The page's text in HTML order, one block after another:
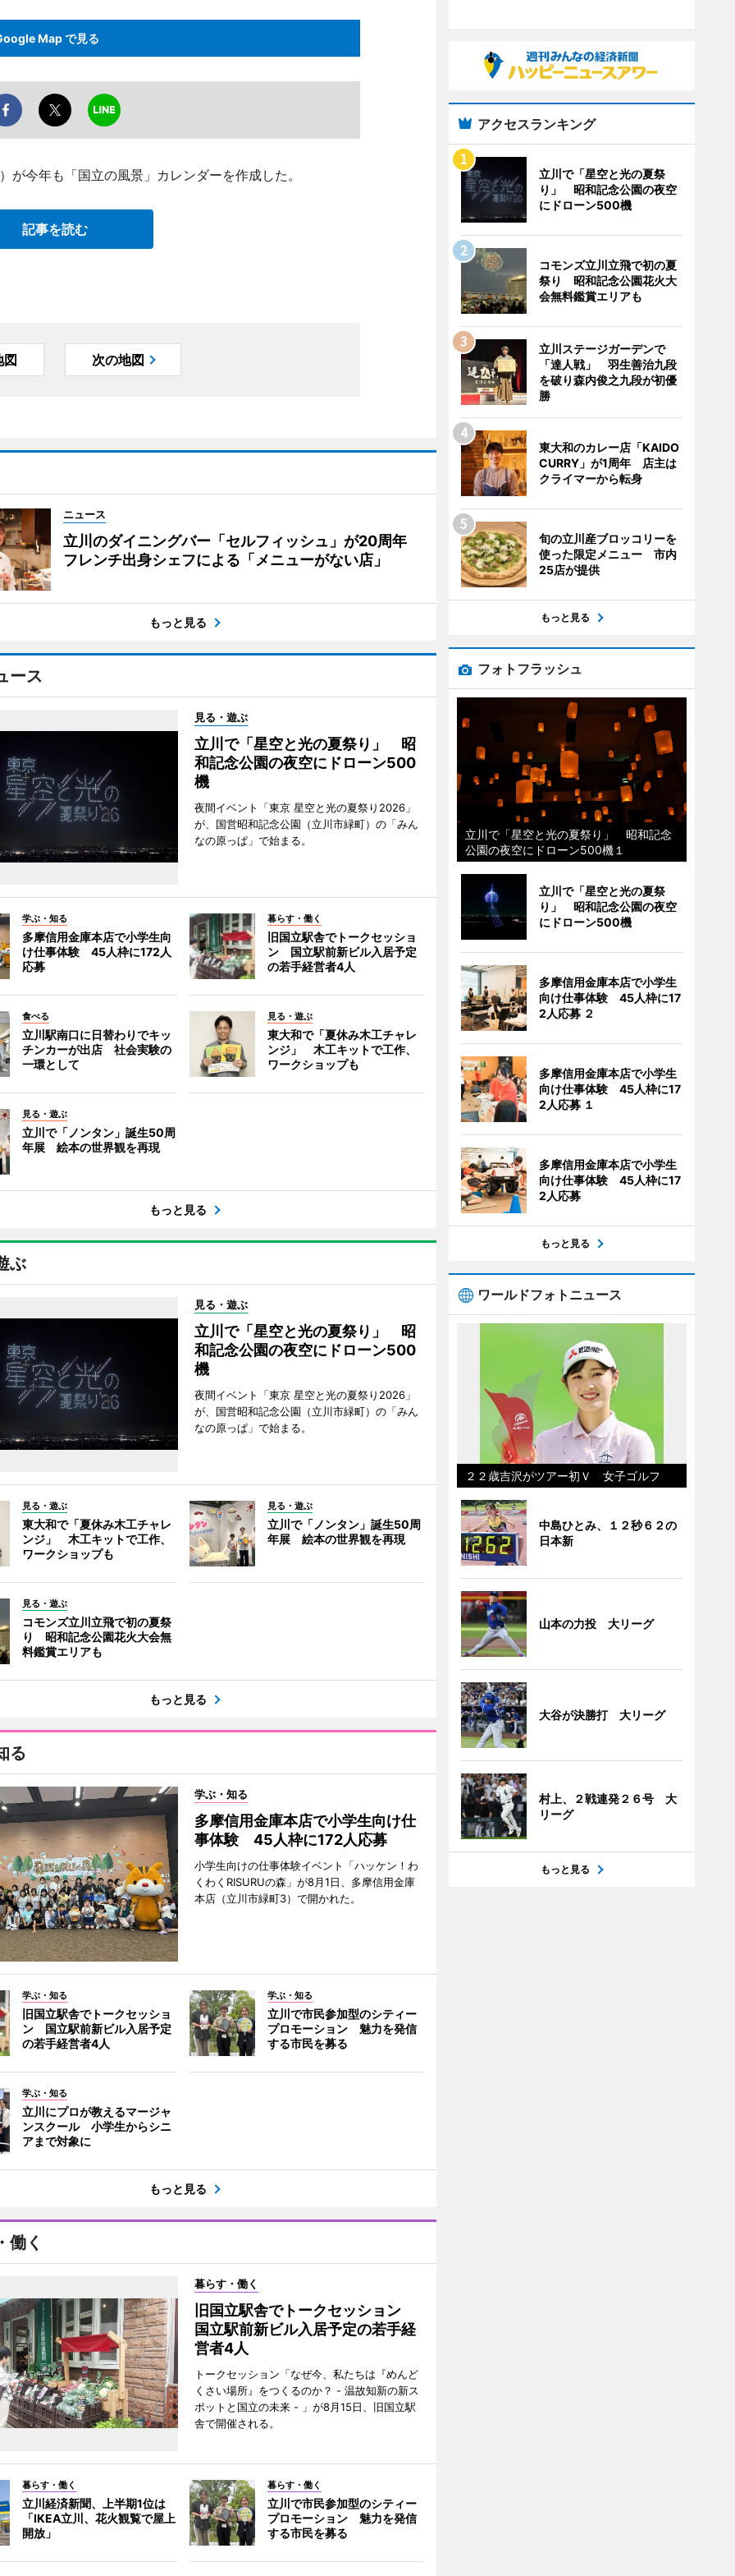
Map で見る
今年も「国立の風景」カレンダーを作成した。
記事を読む
図 次の地図
ニュース
立川のダイニングバー「セルフィッシュ」が20周年
フレンチ出身シェフによる「メニューがない店」
もっと見る
ース
見る・遊ぶ
立川で「星空と光の夏祭り」 昭
和記念公園の夜空にドローン500
機
夜間イベント「東京 星空と光の夏祭り2026」
が、国営昭和記念公園（立川市緑町）の「みん
なの原っぱ」で始まる。
学ぶ・知る
多摩信用金庫本店で小学生向
け仕事体験 45人枠に172人
応募
暮らす・働く
旧国立駅舎でトークセッショ
ン 国立駅前新ビル入居予定
の若手経営者4人
食べる
立川駅南口に日替わりでキッ
チンカーが出店 社会実験の
一環として
見る・遊ぶ
東大和で「夏休み木工チャレ
ンジ」 木工キットで工作、
ワークショップも
見る・遊ぶ
立川で「ノンタン」誕生50周
年展 絵本の世界観を再現
もっと見る
ぶ
見る・遊ぶ
立川で「星空と光の夏祭り」 昭
和記念公園の夜空にドローン500
機
夜間イベント「東京 星空と光の夏祭り2026」
が、国営昭和記念公園（立川市緑町）の「みん
なの原っぱ」で始まる。
見る・遊ぶ
東大和で「夏休み木工チャレ
ンジ」 木工キットで工作、
ワークショップも
見る・遊ぶ
立川で「ノンタン」誕生50周
年展 絵本の世界観を再現
見る・遊ぶ
コモンズ立川立飛で初の夏祭
り 昭和記念公園花火大会無
料鑑賞エリアも
もっと見る
る
学ぶ・知る
多摩信用金庫本店で小学生向け仕
事体験 45人枠に172人応募
小学生向けの仕事体験イベント「ハッケン！わ
くわくRISURUの森」が8月1日、多摩信用金庫
本店（立川市緑町3）で開かれた。
学ぶ・知る
旧国立駅舎でトークセッショ
ン 国立駅前新ビル入居予定
の若手経営者4人
学ぶ・知る
立川で市民参加型のシティー
プロモーション 魅力を発信
する市民を募る
学ぶ・知る
立川にプロが教えるマージャ
ンスクール 小学生からシニ
アまで対象に
もっと見る
働く
暮らす・働く
旧国立駅舎でトークセッション
国立駅前新ビル入居予定の若手経
営者4人
トークセッション「なぜ今、私たちは『めんど
くさい場所』をつくるのか？ - 温故知新の新ス
ポットと国立の未来 - 」が8月15日、旧国立駅
舎で開催される。
暮らす・働く
立川経済新聞、上半期1位は
「IKEA立川、花火観覧で屋上
開放」
暮らす・働く
立川で市民参加型のシティー
プロモーション 魅力を発信
する市民を募る
アクセスランキング
立川で「星空と光の夏祭
り」 昭和記念公園の夜空
にドローン500機
コモンズ立川立飛で初の夏
祭り 昭和記念公園花火大
会無料鑑賞エリアも
立川ステージガーデンで
「達人戦」 羽生善治九段
を破り森内俊之九段が初優
勝
東大和のカレー店「KAIDO
CURRY」が1周年 店主は
クライマーから転身
旬の立川産ブロッコリーを
使った限定メニュー 市内
25店が提供
もっと見る
フォトフラッシュ
立川で「星空と光の夏祭り」 昭和記念
公園の夜空にドローン500機１
立川で「星空と光の夏祭
り」 昭和記念公園の夜空
にドローン500機
多摩信用金庫本店で小学生
向け仕事体験 45人枠に17
2人応募 ２
多摩信用金庫本店で小学生
向け仕事体験 45人枠に17
2人応募 １
多摩信用金庫本店で小学生
向け仕事体験 45人枠に17
2人応募
もっと見る
ワールドフォトニュース
２２歳吉沢がツアー初Ｖ 女子ゴルフ
中島ひとみ、１２秒６２の
日本新
山本の力投 大リーグ
大谷が決勝打 大リーグ
村上、２戦連発２６号 大
リーグ
もっと見る